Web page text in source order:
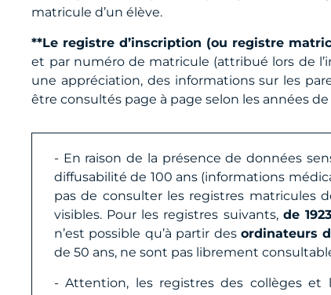
matricule d’un élève.
**Le registre d’inscription (ou registre
et par numéro de matricule (attribué lors de
une appréciation, des informations sur les
être consultés page à page selon les années
- En raison de la présence de données
diffusabilité de 100 ans (informations
pas de consulter les registres matricules
visibles. Pour les registres suivants, de
n’est possible qu’à partir desordinateurs
de 50 ans, ne sont pas librement
- Attention, les registres des collèges et